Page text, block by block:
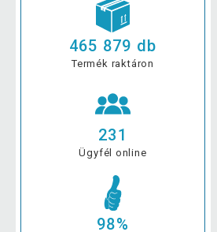
465 879 db
Termék raktáron
231
Ügyfél online
98%